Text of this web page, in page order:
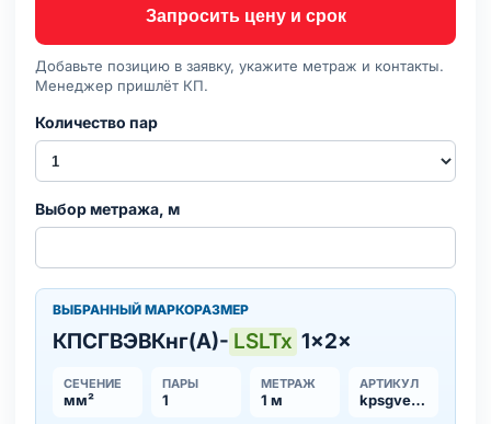
Запросить цену и срок
Добавьте позицию в заявку, укажите метраж и контакты.
Менеджер пришлёт КП.
Количество пар
Выбор метража, м
ВЫБРАННЫЙ МАРКОРАЗМЕР
КПСГВЭВКнг(А)- LSLTx 1×2×
СЕЧЕНИЕ
мм²
ПАРЫ
1
МЕТРАЖ
1 м
АРТИКУЛ
kpsgvevknga-lsltx